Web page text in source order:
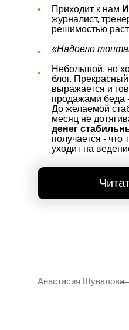
Приходит к нам
журналист,
решимостью
«Надоело
Небольшой, но
блог.
выражается и
продажами беда
До желаемой
месяц не
денег
получается - что
уходит на
Анастасия Шувалова